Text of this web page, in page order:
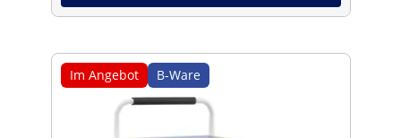
Im Angebot B-Ware